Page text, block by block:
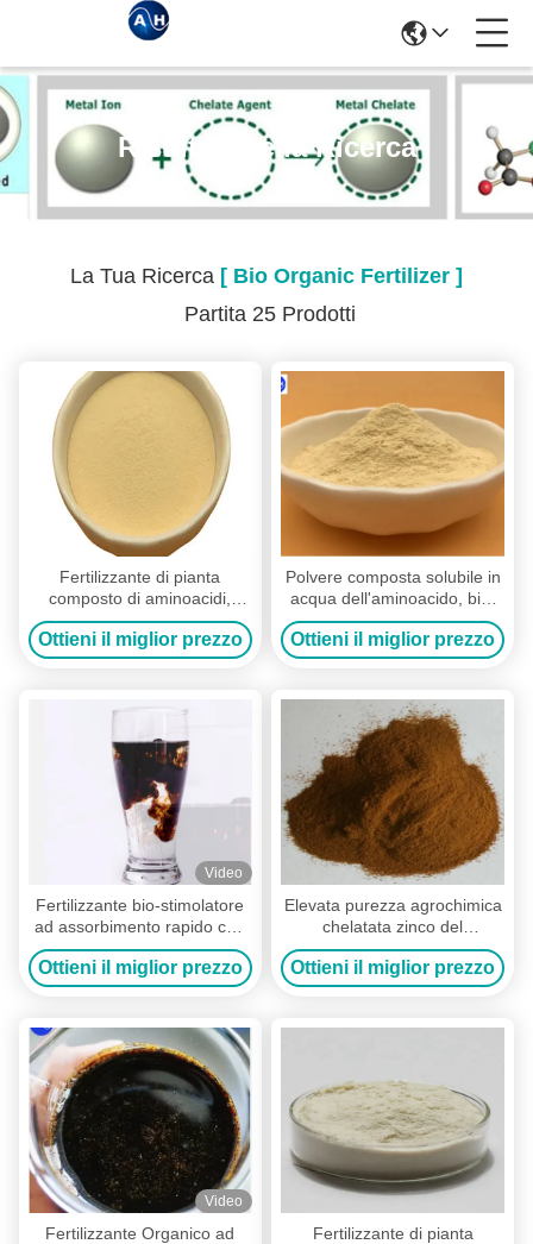
Risultati Della Ricerca
La Tua Ricerca [ Bio Organic Fertilizer ]
Partita 25 Prodotti
Fertilizzante di pianta
composto di aminoacidi,
fertilizzante organico dello
stato della polvere bio-
Ottieni il miglior prezzo
Polvere composta solubile in
acqua dell'aminoacido, bio-
fertilizzante organico
composto
Ottieni il miglior prezzo
Video
Fertilizzante bio-stimolatore
ad assorbimento rapido con
100 g/l di magnesio organico
e 150 g/l di amminoacidi
totali
Ottieni il miglior prezzo
Elevata purezza agrochimica
chelatata zinco del
fertilizzante della farina di
soia dello spray fogliare
Ottieni il miglior prezzo
Video
Fertilizzante Organico ad
Fertilizzante di pianta